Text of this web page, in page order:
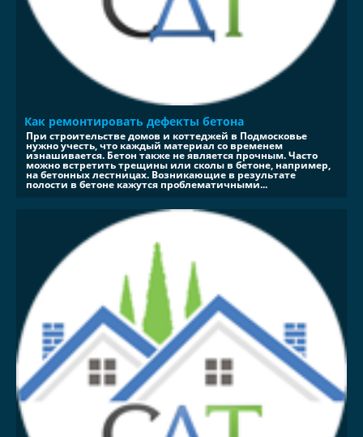
Как ремонтировать дефекты бетона
При строительстве домов и коттеджей в Подмосковье
нужно учесть, что каждый материал со временем
изнашивается. Бетон также не является прочным. Часто
можно встретить трещины или сколы в бетоне, например,
на бетонных лестницах. Возникающие в результате
полости в бетоне кажутся проблематичными...